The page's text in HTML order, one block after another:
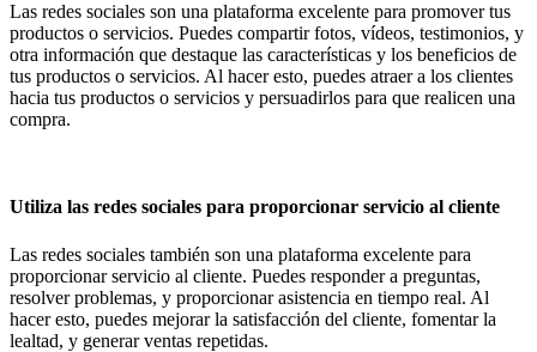
Las redes sociales son una plataforma excelente para promover tus
productos o servicios. Puedes compartir fotos, vídeos, testimonios, y
otra información que destaque las características y los beneficios de
tus productos o servicios. Al hacer esto, puedes atraer a los clientes
hacia tus productos o servicios y persuadirlos para que realicen una
compra.
Utiliza las redes sociales para proporcionar servicio al cliente
Las redes sociales también son una plataforma excelente para
proporcionar servicio al cliente. Puedes responder a preguntas,
resolver problemas, y proporcionar asistencia en tiempo real. Al
hacer esto, puedes mejorar la satisfacción del cliente, fomentar la
lealtad, y generar ventas repetidas.